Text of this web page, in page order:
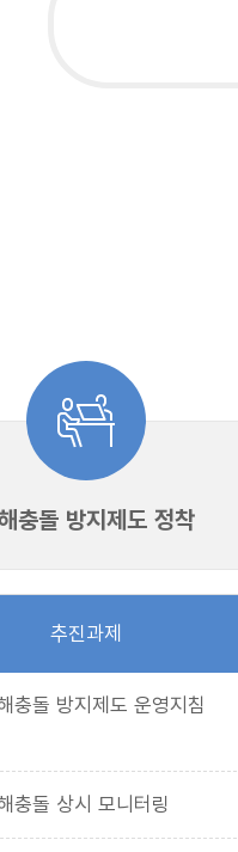
충돌 방지제도 정착
추진과제
충돌 방지제도 운영지침
충돌 상시 모니터링